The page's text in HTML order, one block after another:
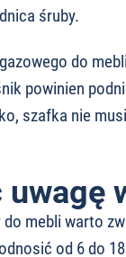
śruby.
do
powinien
szafka nie
uwagę
mebli warto
od 6 do